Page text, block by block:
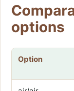
options
Option